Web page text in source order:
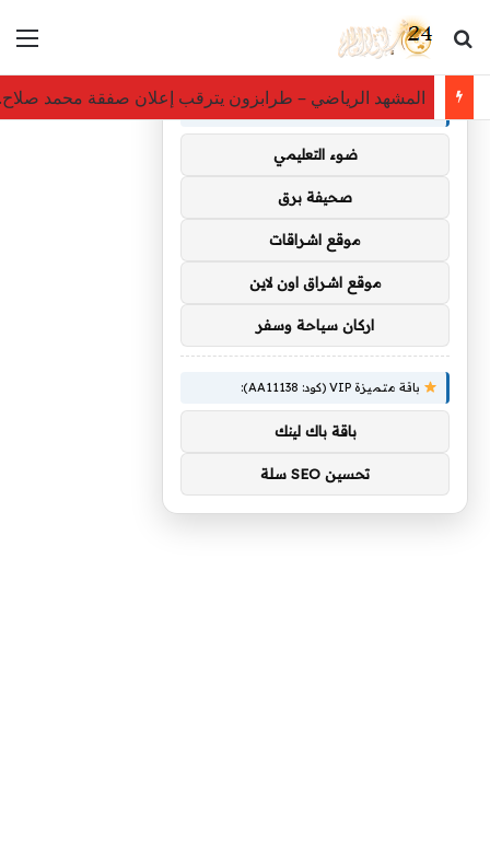
بحث عن
المشهد الرياضي – طرابزون يترقب إعلان صفقة محمد
توصيات :
باقة متميزة VIP (كود: AA35872):
ضوء التعليمي
صحيفة برق
موقع اشراقات
موقع اشراق اون لاين
اركان سياحة وسفر
باقة متميزة VIP (كود: AA11138):
باقة باك لينك
تحسين SEO سلة